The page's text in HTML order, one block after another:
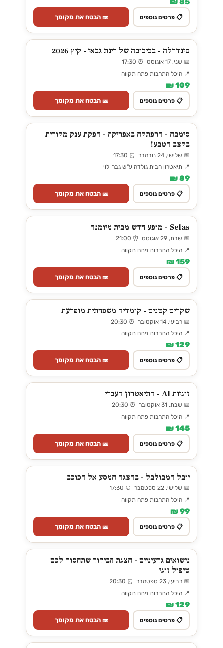
85 ₪
📋 פרטים נוספים 🎫 הבטח את מקומך
סינדרלה - בכיכובה של רינת גבאי - קיץ 2026
📅 שני, 17 אוגוסט ⏰ 17:30
📍 היכל התרבות פתח תקווה
109 ₪
📋 פרטים נוספים 🎫 הבטח את מקומך
סימבה - הרפתקה באפריקה - הפקת ענק מקורית
בקצב הטבע!
📅 שלישי, 24 נובמבר ⏰ 17:30
📍 תיאטרון הבית גולדה ע"ש גברי לוי
89 ₪
📋 פרטים נוספים 🎫 הבטח את מקומך
Selas - מופע חדש מבית מיומנה
📅 שבת, 29 אוגוסט ⏰ 21:00
📍 היכל התרבות פתח תקווה
159 ₪
📋 פרטים נוספים 🎫 הבטח את מקומך
שקרים קטנים - קומדיה משפחתית מופרעת
📅 רביעי, 14 אוקטובר ⏰ 20:30
📍 היכל התרבות פתח תקווה
129 ₪
📋 פרטים נוספים 🎫 הבטח את מקומך
זוגיות AI - התיאטרון העברי
📅 שבת, 31 אוקטובר ⏰ 20:30
📍 היכל התרבות פתח תקווה
145 ₪
📋 פרטים נוספים 🎫 הבטח את מקומך
יובל המבולבל - בהצגה המסע אל הכוכב
📅 שלישי, 22 ספטמבר ⏰ 17:30
📍 היכל התרבות פתח תקווה
99 ₪
📋 פרטים נוספים 🎫 הבטח את מקומך
נישואים גרעיניים - הצגת הבידור שתחסוך לכם
טיפול זוגי
📅 רביעי, 23 ספטמבר ⏰ 20:30
📍 היכל התרבות פתח תקווה
129 ₪
📋 פרטים נוספים 🎫 הבטח את מקומך